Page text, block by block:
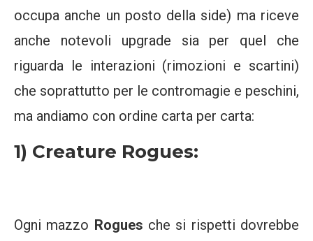
occupa anche un posto della side) ma riceve
anche notevoli upgrade sia per quel che
riguarda le interazioni (rimozioni e scartini)
che soprattutto per le contromagie e peschini,
ma andiamo con ordine carta per carta:
1) Creature Rogues:
Ogni mazzo Rogues che si rispetti dovrebbe